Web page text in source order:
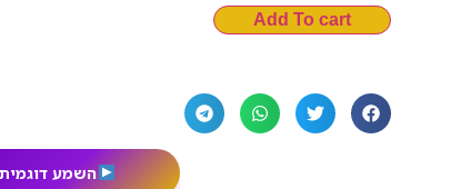
Add To cart
השמע דוגמית